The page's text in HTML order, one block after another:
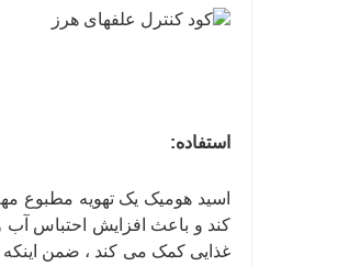
استفاده:
اسید هومیک یک تهویه مطبوع
کند و باعث افزایش احتباس
غذایی کمک می کند ، ضمن اینکه